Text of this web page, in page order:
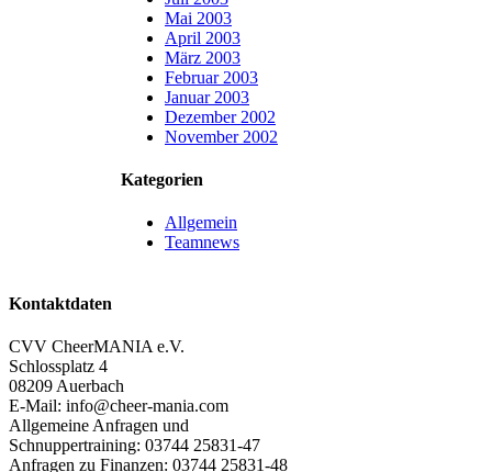
Mai 2003
April 2003
März 2003
Februar 2003
Januar 2003
Dezember 2002
November 2002
Kategorien
Allgemein
Teamnews
Kontaktdaten
CVV CheerMANIA e.V.
Schlossplatz 4
08209 Auerbach
E-Mail: info@cheer-mania.com
Allgemeine Anfragen und
Schnuppertraining: 03744 25831-47
Anfragen zu Finanzen: 03744 25831-48